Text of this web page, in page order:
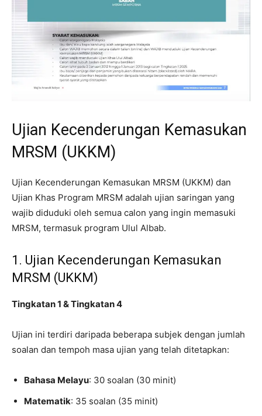
Ujian Kecenderungan Kemasukan
MRSM (UKKM)
Ujian Kecenderungan Kemasukan MRSM (UKKM) dan
Ujian Khas Program MRSM adalah ujian saringan yang
wajib diduduki oleh semua calon yang ingin memasuki
MRSM, termasuk program Ulul Albab.
1. Ujian Kecenderungan Kemasukan
MRSM (UKKM)
Tingkatan 1 & Tingkatan 4
Ujian ini terdiri daripada beberapa subjek dengan jumlah
soalan dan tempoh masa ujian yang telah ditetapkan:
Bahasa Melayu: 30 soalan (30 minit)
Matematik: 35 soalan (35 minit)